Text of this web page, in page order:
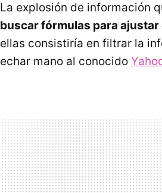
La explosión de información
buscar fórmulas para
ellas consistiría en filtrar la
echar mano al conocido